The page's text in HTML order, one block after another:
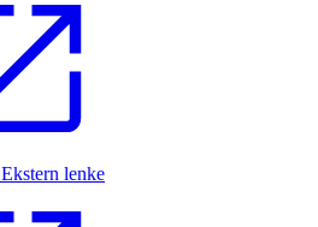
Ekstern lenke